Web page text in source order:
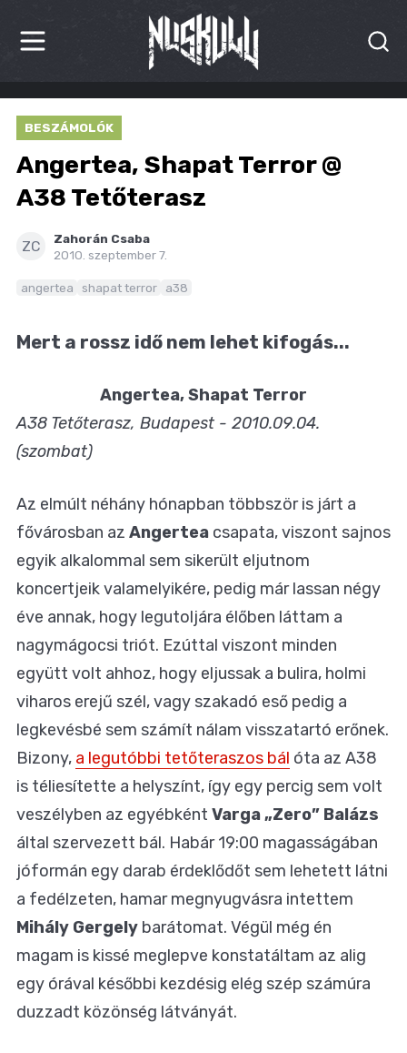
HÍREK
KRITIKÁK
BESZÁMOLÓK
MÁSVILÁG
BESZÁMOLÓK
Angertea, Shapat Terror @
A38 Tetőterasz
ZC
Zahorán Csaba
2010. szeptember 7.
angertea shapat terror a38
Mert a rossz idő nem lehet kifogás...
Angertea, Shapat Terror
A38 Tetőterasz, Budapest - 2010.09.04.
(szombat)
Az elmúlt néhány hónapban többször is járt a
fővárosban az Angertea csapata, viszont sajnos
egyik alkalommal sem sikerült eljutnom
koncertjeik valamelyikére, pedig már lassan négy
éve annak, hogy legutoljára élőben láttam a
nagymágocsi triót. Ezúttal viszont minden
együtt volt ahhoz, hogy eljussak a bulira, holmi
viharos erejű szél, vagy szakadó eső pedig a
legkevésbé sem számít nálam visszatartó erőnek.
Bizony, a legutóbbi tetőteraszos bál óta az A38
is téliesítette a helyszínt, így egy percig sem volt
veszélyben az egyébként Varga „Zero” Balázs
által szervezett bál. Habár 19:00 magasságában
jóformán egy darab érdeklődőt sem lehetett látni
a fedélzeten, hamar megnyugvásra intettem
Mihály Gergely barátomat. Végül még én
magam is kissé meglepve konstatáltam az alig
egy órával későbbi kezdésig elég szép számúra
duzzadt közönség látványát.